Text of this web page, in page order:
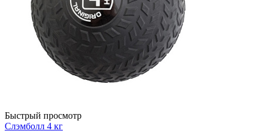
Быстрый просмотр
Слэмболл 4 кг